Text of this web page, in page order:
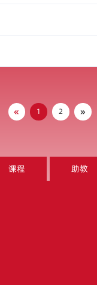
« 1 2 »
课程 助教